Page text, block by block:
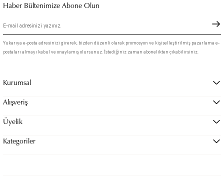
Haber Bültenimize Abone Olun
Yukarıya e-posta adresinizi girerek, bizden düzenli olarak promosyon ve kişiselleştirilmiş pazarlama e-
postaları almayı kabul ve onaylamış olursunuz. İstediğiniz zaman abonelikten çıkabilirsiniz.
Kurumsal
Alışveriş
Üyelik
Kategoriler